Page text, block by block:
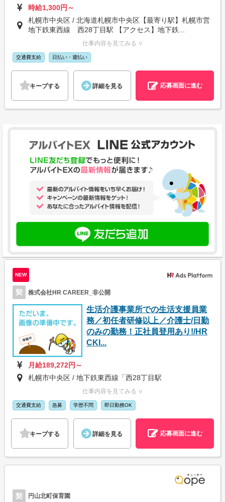
時給1,300円～
札幌市中央区 / 北海道札幌市中央区【最寄り駅】札幌市営
地下鉄東西線 西28丁目駅 【アクセス】地下鉄...
仕事内容を見てみる ∨
交通費支給 日払い・週払い
キープする 詳細を見る 応募画面に進む
NEW
契 株式会社HR CAREER_非公開
生活介護事業所での生活支援員業
務／初任者研修以上／介護士/日勤
のみの勤務！正社員登用あり!/HR
CKI...
月給189,272円～
札幌市中央区 / 地下鉄東西線「西28丁目駅
仕事内容を見てみる ∨
交通費支給 急募 学歴不問 即日勤務OK
キープする 詳細を見る 応募画面に進む
契 円山北町保育園